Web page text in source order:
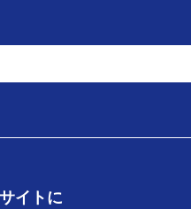
イトに